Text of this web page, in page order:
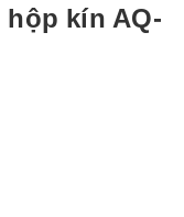
kín AQ-